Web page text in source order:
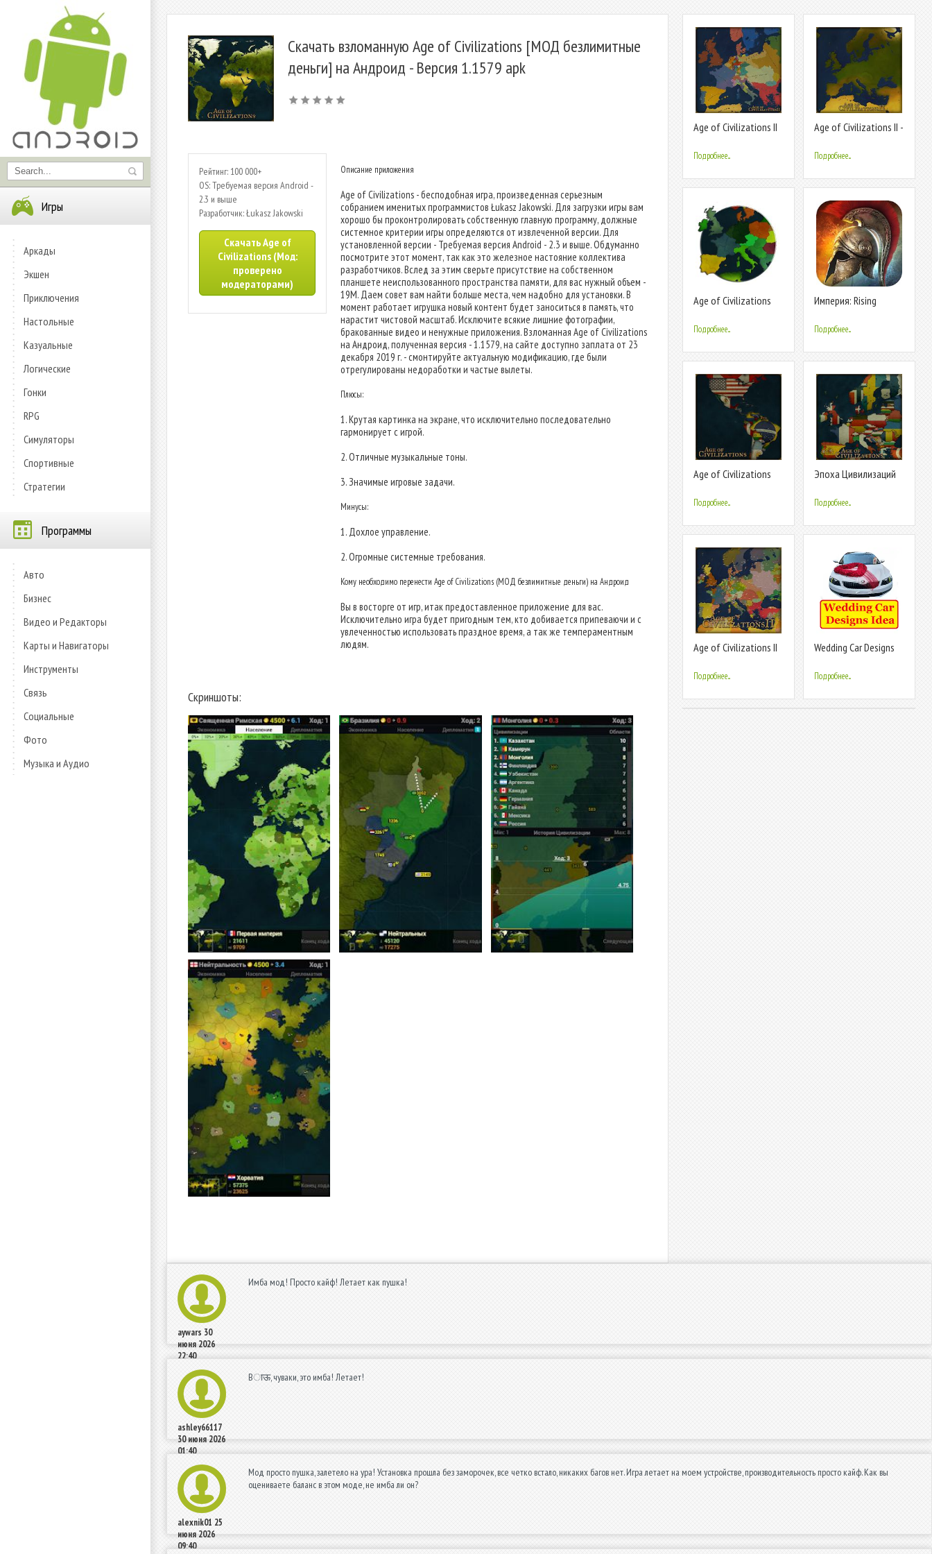
Игры
Аркады
Экшен
Приключения
Настольные
Казуальные
Логические
Гонки
RPG
Симуляторы
Спортивные
Стратегии
Программы
Авто
Бизнес
Видео и Редакторы
Карты и Навигаторы
Инструменты
Связь
Социальные
Фото
Музыка и Аудио
Скачать взломанную Age of Civilizations [МОД безлимитные
деньги] на Андроид - Версия 1.1579 apk
Рейтинг: 100 000+
OS: Требуемая версия Android -
2.3 и выше
Разработчик: Łukasz Jakowski
Скачать Age of
Civilizations (Мод:
проверено
модераторами)
Описание приложения
Age of Civilizations - бесподобная игра, произведенная серьезным
собранием именитых программистов Łukasz Jakowski. Для загрузки игры вам
хорошо бы проконтролировать собственную главную программу, должные
системное критерии игры определяются от извлеченной версии. Для
установленной версии - Требуемая версия Android - 2.3 и выше. Обдуманно
посмотрите этот момент, так как это железное настояние коллектива
разработчиков. Вслед за этим сверьте присутствие на собственном
планшете неиспользованного пространства памяти, для вас нужный объем -
19M. Даем совет вам найти больше места, чем надобно для установки. В
момент работает игрушка новый контент будет заноситься в память, что
нарастит чистовой масштаб. Исключите всякие лишние фотографии,
бракованные видео и ненужные приложения. Взломанная Age of Civilizations
на Андроид, полученная версия - 1.1579, на сайте доступно заплата от 23
декабря 2019 г. - смонтируйте актуальную модификацию, где были
отрегулированы недоработки и частые вылеты.
Плюсы:
1. Крутая картинка на экране, что исключительно последовательно
гармонирует с игрой.
2. Отличные музыкальные тоны.
3. Значимые игровые задачи.
Минусы:
1. Дохлое управление.
2. Огромные системные требования.
Кому необходимо перенести Age of Civilizations (МОД безлимитные деньги) на Андроид
Вы в восторге от игр, итак предоставленное приложение для вас.
Исключительно игра будет пригодным тем, кто добивается припеваючи и с
увлеченностью использовать праздное время, а так же темпераментным
людям.
Скриншоты:
Age of Civilizations II
Подробнее...
Age of Civilizations II -
Подробнее...
Age of Civilizations
Подробнее...
Империя: Rising
Подробнее...
Age of Civilizations
Подробнее...
Эпоха Цивилизаций
Подробнее...
Age of Civilizations II
Подробнее...
Wedding Car Designs
Подробнее...
aywars 30
июня 2026
22:40
Имба мод! Просто кайф! Летает как пушка!
ashley66117
30 июня 2026
01:40
Вाऊ, чуваки, это имба! Летает!
alexnik01 25
июня 2026
09:40
Мод просто пушка, залетело на ура! Установка прошла без заморочек, все четко встало, никаких багов нет. Игра летает на моем устройстве, производительность просто кайф. Как вы
оцениваете баланс в этом моде, не имба ли он?